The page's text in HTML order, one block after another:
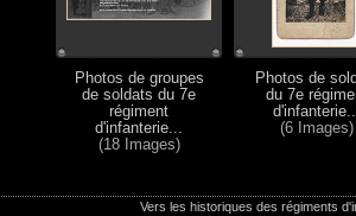
Photos de groupes
de soldats du 7e
régiment
d'infanterie...
(18 Images)
Photos de
du 7e
(6 Images)
Vers les historiques des régiments